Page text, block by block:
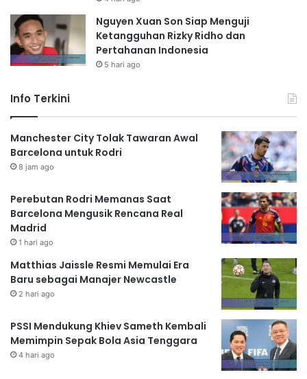
Nguyen Xuan Son Siap Menguji
Ketangguhan Rizky Ridho dan
Pertahanan Indonesia
5 hari ago
Info Terkini
Manchester City Tolak Tawaran Awal
Barcelona untuk Rodri
8 jam ago
Perebutan Rodri Memanas Saat
Barcelona Mengusik Rencana Real
Madrid
1 hari ago
Matthias Jaissle Resmi Memulai Era
Baru sebagai Manajer Newcastle
2 hari ago
PSSI Mendukung Khiev Sameth Kembali
Memimpin Sepak Bola Asia Tenggara
4 hari ago